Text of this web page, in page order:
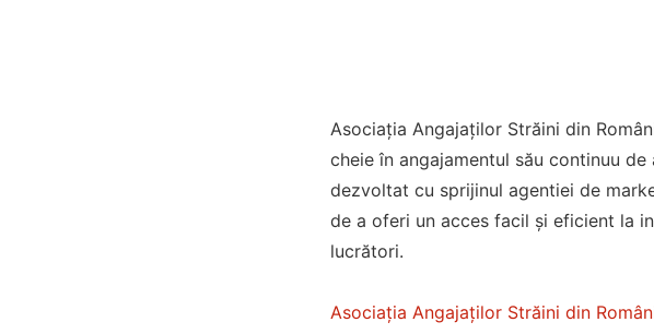
Asociația Angajaților Străini din
cheie în angajamentul său continuu de
dezvoltat cu sprijinul agentiei de
de a oferi un acces facil și eficient la
lucrători.
Asociația Angajaților Străini din